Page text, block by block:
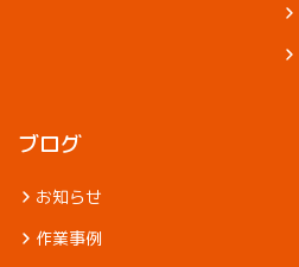
ブログ
お知らせ
作業事例